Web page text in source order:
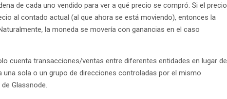
de cada uno vendido para ver a qué precio se compró. Si el precio
al contado actual (al que ahora se está moviendo), entonces la
la moneda se movería con ganancias en el caso
cuenta transacciones/ventas entre diferentes entidades en lugar de
una sola o un grupo de direcciones controladas por el mismo
Glassnode.